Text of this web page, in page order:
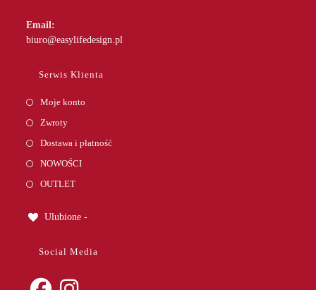
Email:
biuro@easylifedesign.pl
Serwis Klienta
Moje konto
Zwroty
Dostawa i płatność
NOWOŚCI
OUTLET
Ulubione -
Social Media